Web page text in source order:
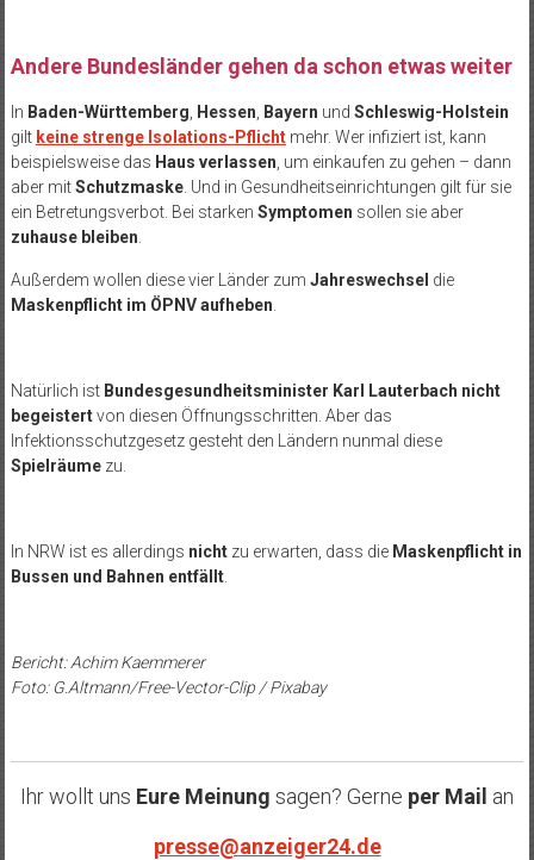
Andere Bundesländer gehen da schon etwas weiter
In Baden-Württemberg Hessen Bayern und Schleswig-Holstein
gilt keine strenge Isolations-Pflichtmehr. Wer infiziert ist, kann
beispielsweise das Haus verlassen , um einkaufen zu gehen – dann
aber mitSchutzmaske. Und in Gesundheitseinrichtungen gilt für sie
ein Betretungsverbot. Bei starken Symptomen sollen sie aber
zuhause bleiben
Außerdem wollen diese vier Länder zum Jahreswechsel die
Maskenpflicht im ÖPNV aufheben
Natürlich ist Bundesgesundheitsminister Karl Lauterbach nicht
begeistertvon diesen Öffnungsschritten. Aber das
Infektionsschutzgesetz gesteht den Ländern nunmal diese
Spielräumezu.
In NRW ist es allerdings nichtzu erwarten, dass die Maskenpflicht in
Bussen und Bahnen entfällt.
Bericht: Achim Kaemmerer
Foto: G.Altmann/Free-Vector-Clip / Pixabay
Ihr wollt uns Eure Meinung sagen? Gerne per Mail an
presse@anzeiger24.de